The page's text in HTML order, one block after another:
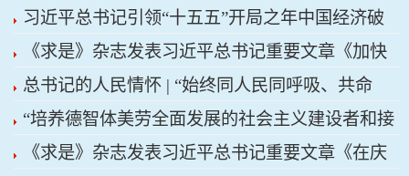
济高质量发展行稳致远
习近平总书记引领“十五五”开局之年中国经济破
浪前行
《求是》杂志发表习近平总书记重要文章《加快
建设健康中国》
总书记的人民情怀 | “始终同人民同呼吸、共命
运、心连心”
“培养德智体美劳全面发展的社会主义建设者和接
班人”——习近平总书记的重要论述指引基础教育
《求是》杂志发表习近平总书记重要文章《在庆